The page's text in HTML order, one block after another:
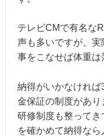
テレビCMで有名な
声も多いですが、
事をこなせば体重は
納得がいかなけれ
金保証の制度があり
研修制度も整って
を確かめて納得なら